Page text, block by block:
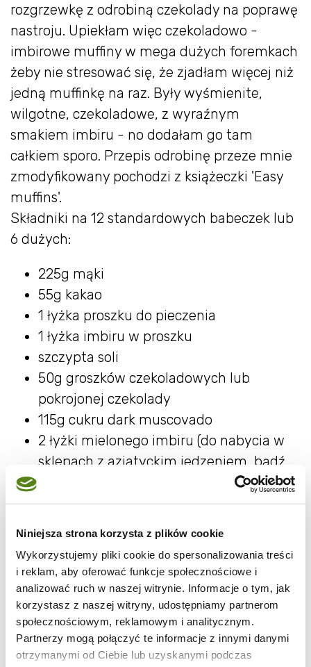
Niniejsza strona korzysta z plików cookie
Wykorzystujemy pliki cookie do spersonalizowania treści
i reklam, aby oferować funkcje społecznościowe i
analizować ruch w naszej witrynie. Informacje o tym, jak
korzystasz z naszej witryny, udostępniamy partnerom
społecznościowym, reklamowym i analitycznym.
Partnerzy mogą połączyć te informacje z innymi danymi
otrzymanymi od Ciebie lub uzyskanymi podczas
rozgrzewkę z odrobiną czekolady na poprawę
nastroju. Upiekłam więc czekoladowo -
imbirowe muffiny w mega dużych foremkach
żeby nie stresować się, że zjadłam więcej niż
jedną muffinkę na raz. Były wyśmienite,
wilgotne, czekoladowe, z wyraźnym
smakiem imbiru - no dodałam go tam
całkiem sporo. Przepis odrobinę przeze mnie
zmodyfikowany pochodzi z książeczki 'Easy
muffins'.
Składniki na 12 standardowych babeczek lub
6 dużych:
225g mąki
55g kakao
1 łyżka proszku do pieczenia
1 łyżka imbiru w proszku
szczypta soli
50g groszków czekoladowych lub
pokrojonej czekolady
115g cukru dark muscovado
2 łyżki mielonego imbiru (do nabycia w
sklepach z azjatyckim jedzeniem, bądź
można zetrzeć korzeń imbiru na tarce o
drobnych okach)
225 ml mleka
85g roztopionego masła